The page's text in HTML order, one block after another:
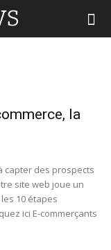
la
capter des prospects
site web joue un
10 étapes
ici E-commerçants